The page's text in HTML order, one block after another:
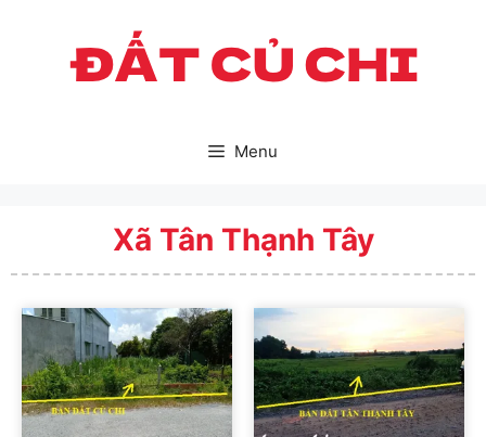
Menu
Xã Tân Thạnh Tây